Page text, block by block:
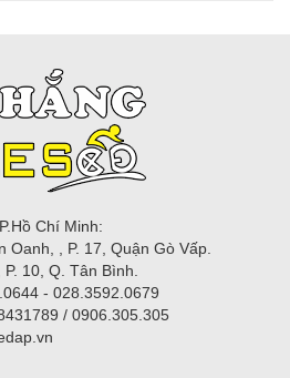
Chí Minh:
Oanh, , P. 17, Quận Gò Vấp.
10, Q. Tân Bình.
- 028.3592.0679
/ 0906.305.305